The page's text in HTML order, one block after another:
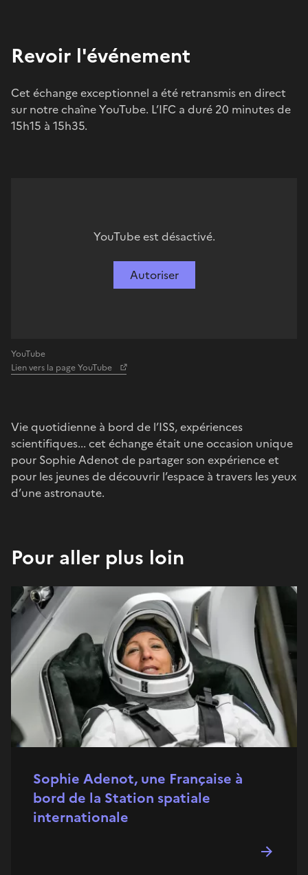
Revoir l'événement
Cet échange exceptionnel a été retransmis en direct
sur notre chaîne YouTube. L’IFC a duré 20 minutes de
15h15 à 15h35.
YouTube est désactivé.
Autoriser
YouTube
Lien vers la page YouTube
Vie quotidienne à bord de l’ISS, expériences
scientifiques... cet échange était une occasion unique
pour Sophie Adenot de partager son expérience et
pour les jeunes de découvrir l’espace à travers les yeux
d’une astronaute.
Pour aller plus loin
Sophie Adenot, une Française à
bord de la Station spatiale
internationale